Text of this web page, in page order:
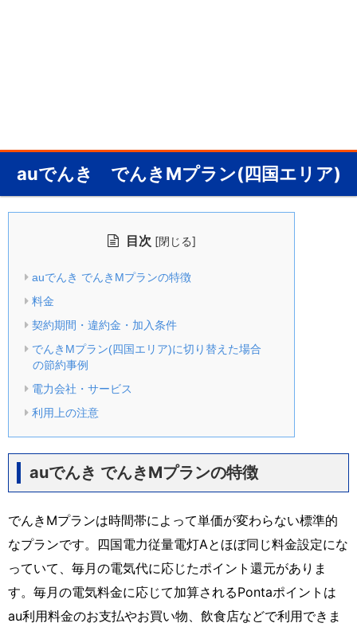
auでんき でんきMプラン(四国エリア)
目次 [閉じる]
auでんき でんきMプランの特徴
料金
契約期間・違約金・加入条件
でんきMプラン(四国エリア)に切り替えた場合
の節約事例
電力会社・サービス
利用上の注意
auでんき でんきMプランの特徴
でんきMプランは時間帯によって単価が変わらない標準的
なプランです。四国電力従量電灯Aとほぼ同じ料金設定にな
っていて、毎月の電気代に応じたポイント還元がありま
す。毎月の電気料金に応じて加算されるPontaポイントは
au利用料金のお支払やお買い物、飲食店などで利用できま